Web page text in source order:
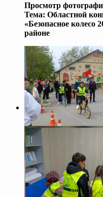
Просмотр
Тема: Областной
«Безопасное колесо
районе